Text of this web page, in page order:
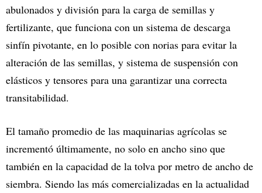
abulonados y división para la carga de semillas y
fertilizante, que funciona con un sistema de descarga
sinfín pivotante, en lo posible con norias para evitar la
alteración de las semillas, y sistema de suspensión con
elásticos y tensores para una garantizar una correcta
transitabilidad.
El tamaño promedio de las maquinarias agrícolas se
incrementó últimamente, no solo en ancho sino que
también en la capacidad de la tolva por metro de ancho de
siembra. Siendo las más comercializadas en la actualidad